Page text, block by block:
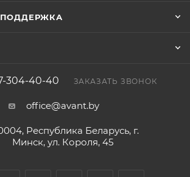
304-40-40 ЗАКАЗАТЬ ЗВОНОК
office@avant.by
Республика Беларусь, г.
Минск, ул. Короля, 45